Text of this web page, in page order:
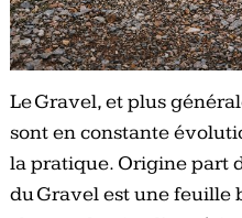
Le Gravel, et plus
sont en constante
la pratique. Origine part
du Gravel est une feuille